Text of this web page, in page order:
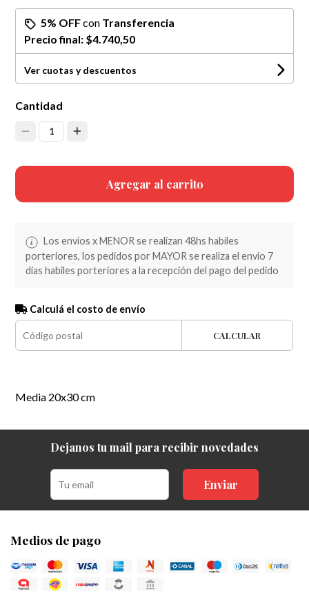
5% OFFcon Transferencia
Precio final: $4.740,50
Ver cuotas y descuentos
Cantidad
1
Agregar al carrito
Los envios x MENOR se realizan 48hs habiles
porteriores, los pedidos por MAYOR se realiza el envio 7
dias habiles porteriores a la recepción del pago del pedido
Calculá el costo de envío
CALCULAR
Media 20x30 cm
Dejanos tu mail para recibir novedades
Enviar
Medios de pago